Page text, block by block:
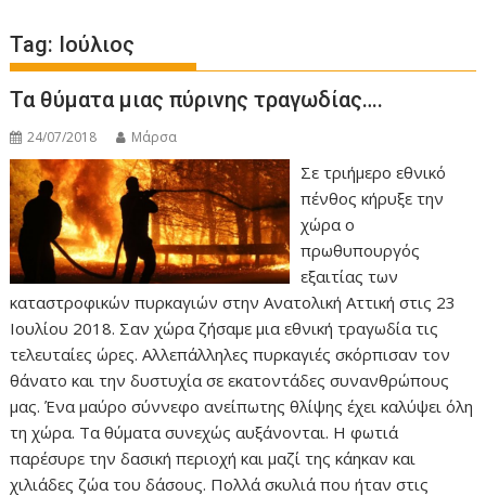
Tag: Ιούλιος
Τα θύματα μιας πύρινης τραγωδίας….
24/07/2018 Μάρσα
Σε τριήμερο εθνικό
πένθος κήρυξε την
χώρα ο
πρωθυπουργός
εξαιτίας των
καταστροφικών πυρκαγιών στην Ανατολική Αττική στις 23
Ιουλίου 2018. Σαν χώρα ζήσαμε μια εθνική τραγωδία τις
τελευταίες ώρες. Αλλεπάλληλες πυρκαγιές σκόρπισαν τον
θάνατο και την δυστυχία σε εκατοντάδες συνανθρώπους
μας. Ένα μαύρο σύννεφο ανείπωτης θλίψης έχει καλύψει όλη
τη χώρα. Τα θύματα συνεχώς αυξάνονται. Η φωτιά
παρέσυρε την δασική περιοχή και μαζί της κάηκαν και
χιλιάδες ζώα του δάσους. Πολλά σκυλιά που ήταν στις